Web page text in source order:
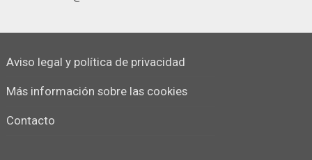
Aviso legal y política de privacidad
Más información sobre las cookies
Contacto